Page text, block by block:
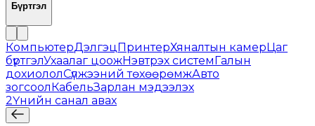
Бүртгэл
КомпьютерДэлгэцПринтерХяналтын камерЦаг
бүртгэлУхаалаг цоожНэвтрэх системГалын
дохиололСүлжээний төхөөрөмжАвто
зогсоолКабельЗарлан мэдээлэх
2Үнийн санал авах